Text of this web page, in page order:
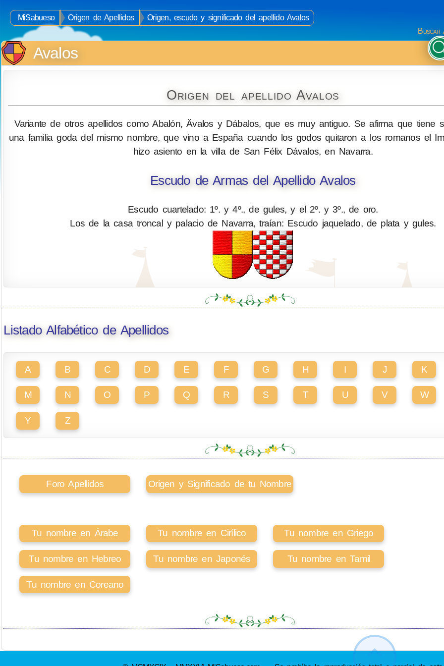
MiSabueso Origen de Apellidos
Origen, escudo y significado del apellido Avalos
Buscar
Avalos
Origen del apellido Avalos
Variante de otros apellidos como Abalón, Ävalos y Dábalos, que es muy antiguo. Se afirma que tiene
una familia goda del mismo nombre, que vino a España cuando los godos quitaron a los romanos el
hizo asiento en la villa de San Félix Dávalos, en Navarra.
Escudo de Armas del Apellido Avalos
Escudo cuartelado: 1º. y 4º., de gules, y el 2º. y 3º., de oro.
Los de la casa troncal y palacio de Navarra, traían: Escudo jaquelado, de plata y gules.
Listado Alfabético de Apellidos
A B C D E F G H I J K
M N O P Q R S T U V W
Y Z
Foro Apellidos Origen y Significado de tu Nombre
Tu nombre en Árabe Tu nombre en Cirílico Tu nombre en Griego
Tu nombre en Hebreo Tu nombre en Japonés Tu nombre en Tamil
Tu nombre en Coreano